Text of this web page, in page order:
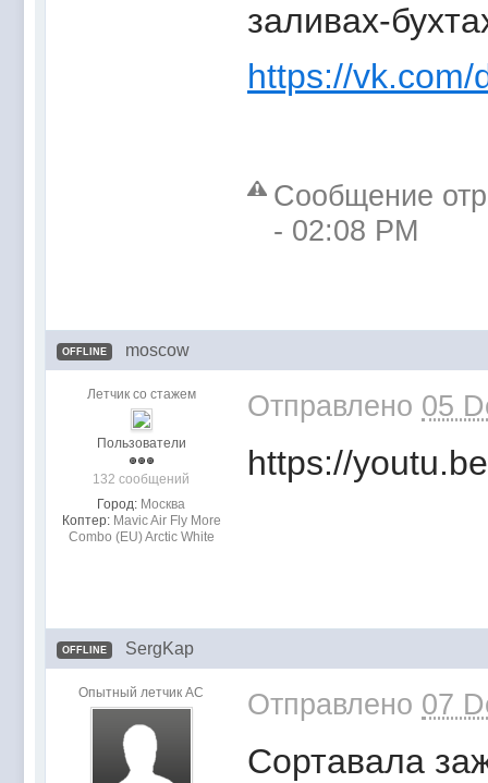
заливах-
https://
Сообщение
- 02:08 PM
OFFLINE moscow
Летчик со стажем
Пользователи
132 сообщений
Город: Москва
Коптер: Mavic Air Fly More
Combo (EU) Arctic White
Отправлено 05
https://
OFFLINE SergKap
Опытный летчик АС Отправлено 07
Сортавала